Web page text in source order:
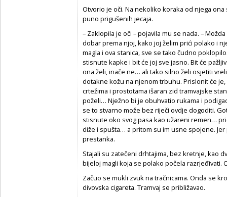
Otvorio je oči. Na nekoliko koraka od njega
puno prigušenih jecaja.
– Zaklopila je oči – pojavila mu se nada. –
dobar prema njoj, kako joj želim prići polako i
magla i ova stanica, sve se tako čudno
stisnute kapke i bit će joj sve jasno. Bit će
ona želi, inače ne… ali tako silno želi osjetiti
dotakne kožu na njenom trbuhu. Prislonit će
crtežima i prostotama išaran zid tramvajske
poželi… Nježno bi je obuhvatio rukama i
se to stvarno može bez riječi ovdje dogoditi.
stisnute oko svog pasa kao užareni remen…
diže i spušta… a pritom su im usne spojene.
prestanka.
Stajali su zatečeni drhtajima, bez kretnje, kao
bijeloj magli koja se polako počela razrjeđivati.
Začuo se mukli zvuk na tračnicama. Onda se
divovska cigareta. Tramvaj se približavao.